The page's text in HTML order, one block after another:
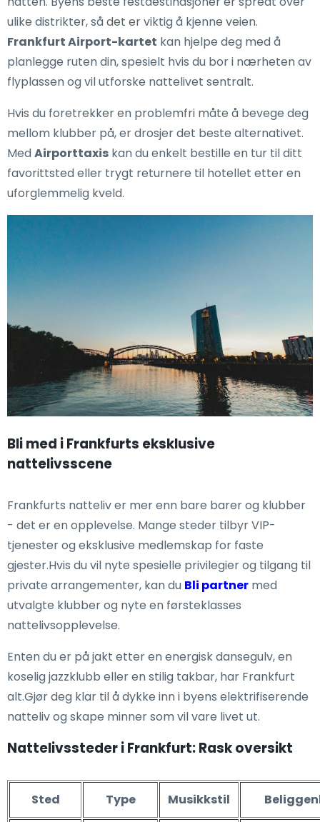
ulike distrikter, så det er viktig å kjenne veien.
Frankfurt Airport-kartet kan hjelpe deg med å
planlegge ruten din, spesielt hvis du bor i nærheten av
flyplassen og vil utforske nattelivet sentralt.
Hvis du foretrekker en problemfri måte å bevege deg
mellom klubber på, er drosjer det beste alternativet.
MedAirporttaxis kan du enkelt bestille en tur til ditt
favorittsted eller trygt returnere til hotellet etter en
uforglemmelig kveld.
Bli med i Frankfurts eksklusive
nattelivsscene
Frankfurts natteliv er mer enn bare barer og klubber
- det er en opplevelse. Mange steder tilbyr VIP-
tjenester og eksklusive medlemskap for faste
gjester.Hvis du vil nyte spesielle privilegier og tilgang til
private arrangementer, kan du Bli partner med
utvalgte klubber og nyte en førsteklasses
nattelivsopplevelse.
Enten du er på jakt etter en energisk dansegulv, en
koselig jazzklubb eller en stilig takbar, har Frankfurt
alt.Gjør deg klar til å dykke inn i byens elektrifiserende
natteliv og skape minner som vil vare livet ut.
Nattelivssteder i Frankfurt: Rask oversikt
Sted Type Musikkstil